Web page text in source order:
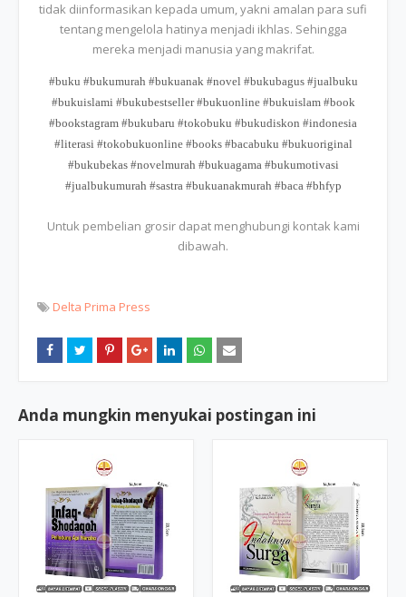
tidak diinformasikan kepada umum, yakni amalan para sufi
tentang mengelola hatinya menjadi ikhlas. Sehingga
mereka menjadi manusia yang makrifat.
#buku #bukumurah #bukuanak #novel #bukubagus #jualbuku
#bukuislami #bukubestseller #bukuonline #bukuislam #book
#bookstagram #bukubaru #tokobuku #bukudiskon #indonesia
#literasi #tokobukuonline #books #bacabuku #bukuoriginal
#bukubekas #novelmurah #bukuagama #bukumotivasi
#jualbukumurah #sastra #bukuanakmurah #baca #bhfyp
Untuk pembelian grosir dapat menghubungi kontak kami
dibawah.
Delta Prima Press
Anda mungkin menyukai postingan ini